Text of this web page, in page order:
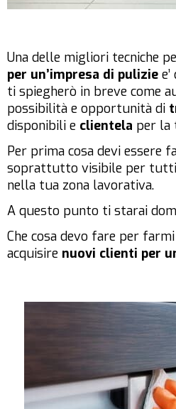
Una delle migliori tecniche
per un’impresa di pulizie
ti spiegherò in breve come
possibilità e opportunità di
disponibili e clientela per la
Per prima cosa devi essere
soprattutto visibile per tutti
nella tua zona lavorativa.
A questo punto ti starai
Che cosa devo fare per
acquisire nuovi clienti per